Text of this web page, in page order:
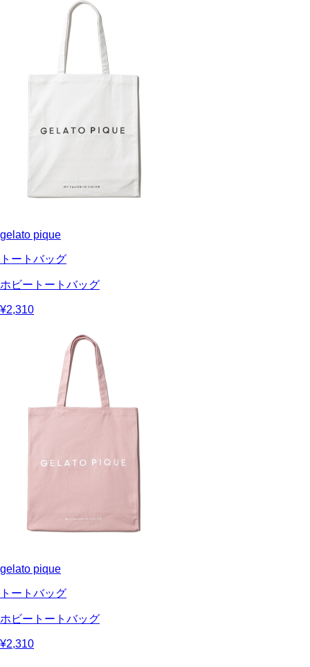
gelato pique
トートバッグ
ホビートートバッグ
¥2,310
gelato pique
トートバッグ
ホビートートバッグ
¥2,310